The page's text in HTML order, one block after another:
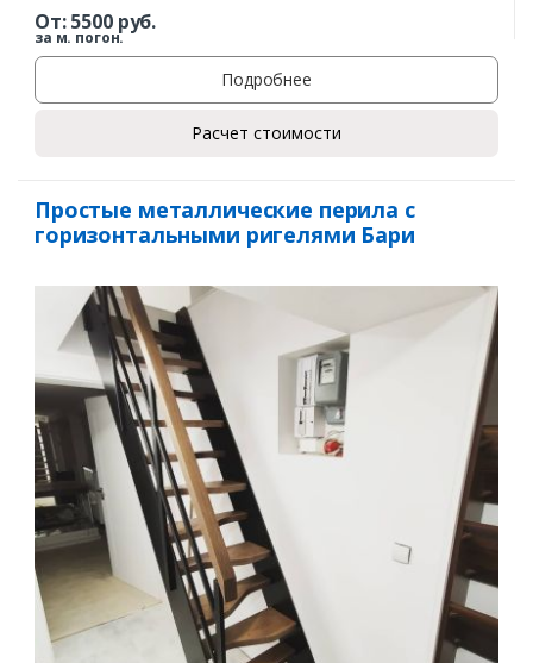
Заказать
Ваш телефон*
Комментарий к заказу
От:5500руб.
за м. погон.
Подробнее
Расчет стоимости
Простые металлические перила с
горизонтальными ригелями Бари